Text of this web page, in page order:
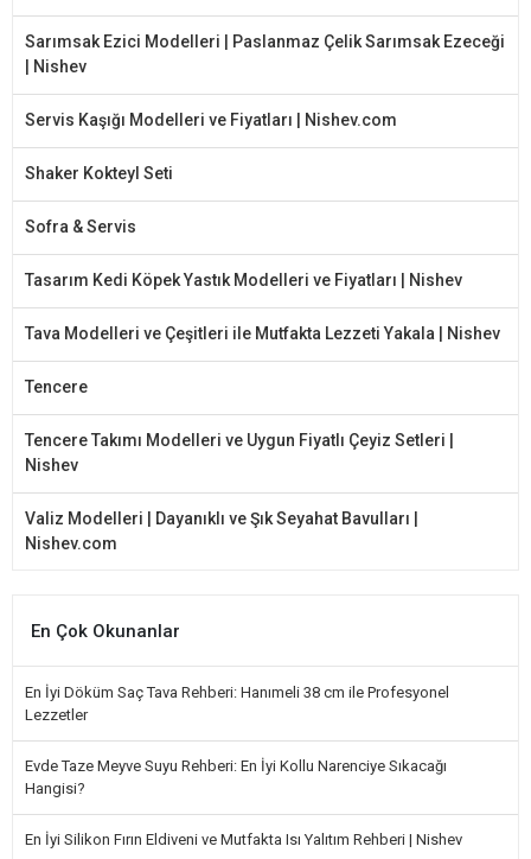
Sarımsak Ezici Modelleri | Paslanmaz Çelik Sarımsak Ezeceği
| Nishev
Servis Kaşığı Modelleri ve Fiyatları | Nishev.com
Shaker Kokteyl Seti
Sofra & Servis
Tasarım Kedi Köpek Yastık Modelleri ve Fiyatları | Nishev
Tava Modelleri ve Çeşitleri ile Mutfakta Lezzeti Yakala | Nishev
Tencere
Tencere Takımı Modelleri ve Uygun Fiyatlı Çeyiz Setleri |
Nishev
Valiz Modelleri | Dayanıklı ve Şık Seyahat Bavulları |
Nishev.com
En Çok Okunanlar
En İyi Döküm Saç Tava Rehberi: Hanımeli 38 cm ile Profesyonel
Lezzetler
Evde Taze Meyve Suyu Rehberi: En İyi Kollu Narenciye Sıkacağı
Hangisi?
En İyi Silikon Fırın Eldiveni ve Mutfakta Isı Yalıtım Rehberi | Nishev